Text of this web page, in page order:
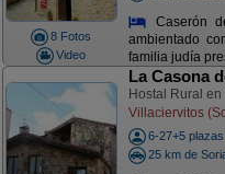
8 Fotos
Video
Caserón
ambientado
familia judía
La Casona
Hostal Rural en
Villaciervitos
6-27+5 plazas
25 km de